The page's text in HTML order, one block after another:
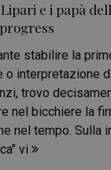
e i papà
stabilire la
o interpretazione
trovo
nel bicchiere la
nel tempo. Sulla
vi